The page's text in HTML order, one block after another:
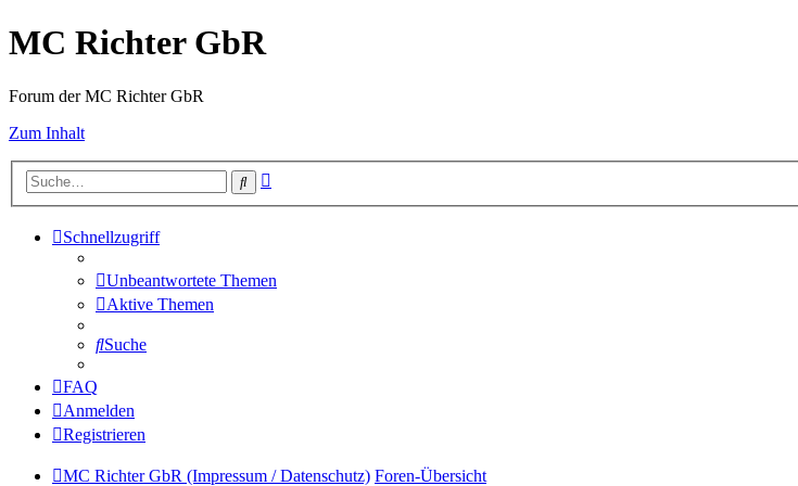
MC Richter GbR
Forum der MC Richter GbR
Zum Inhalt
Suche
Schnellzugriff
Unbeantwortete Themen
Aktive Themen
Suche
FAQ
Anmelden
Registrieren
MC Richter GbR (Impressum / Datenschutz) Foren-Übersicht